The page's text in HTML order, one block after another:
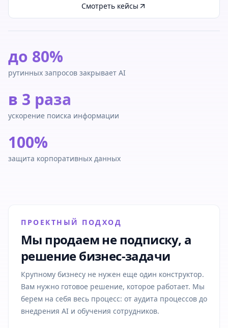
Смотреть кейсы
до 80%
рутинных запросов закрывает AI
в 3 раза
ускорение поиска информации
100%
защита корпоративных данных
ПРОЕКТНЫЙ ПОДХОД
Мы продаем не подписку, а
решение бизнес-задачи
Крупному бизнесу не нужен еще один конструктор.
Вам нужно готовое решение, которое работает. Мы
берем на себя весь процесс: от аудита процессов до
внедрения AI и обучения сотрудников.